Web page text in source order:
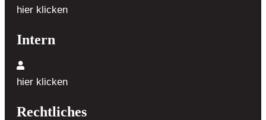
hier klicken
Intern
hier klicken
Rechtliches